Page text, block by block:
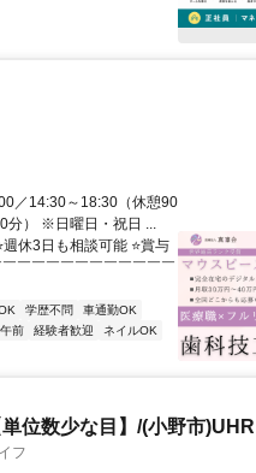
／14:30～18:30（休憩90
分） ※日曜日・祝日 ...
休3日も相談可能 ⭐賞与
￣￣￣￣￣￣￣￣￣￣￣
学歴不問
車通勤OK
午前 経験者歓迎
ネイルOK
位数少な目】/(小野市)UHR
フ